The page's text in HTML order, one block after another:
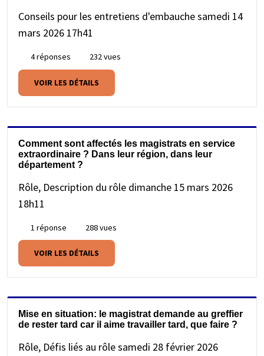
Conseils pour les entretiens d'embauchesamedi 14
mars 2026 17h41
4 réponses 232 vues
VOIR LES DÉTAILS
Comment sont affectés les magistrats en service
extraordinaire ? Dans leur région, dans leur
département ?
Rôle, Description du rôle dimanche 15 mars 2026
18h11
1 réponse 288 vues
VOIR LES DÉTAILS
Mise en situation: le magistrat demande au greffier
de rester tard car il aime travailler tard, que faire ?
Rôle, Défis liés au rôlesamedi 28 février 2026